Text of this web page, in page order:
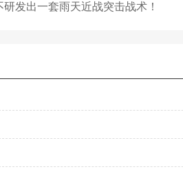
发出一套雨天近战突击战术！